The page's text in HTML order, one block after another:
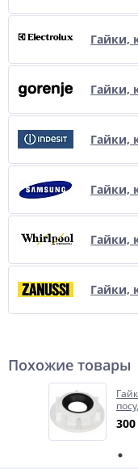
Гайки,
Гайки,
Гайки,
Гайки,
Гайки,
Гайки,
Похожие товары
300